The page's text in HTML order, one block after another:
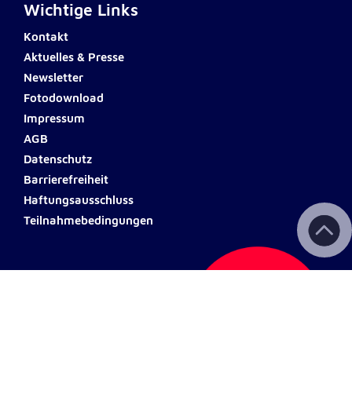
Wichtige Links
Kontakt
Aktuelles & Presse
Newsletter
Fotodownload
Impressum
AGB
Datenschutz
Barrierefreiheit
Haftungsausschluss
Teilnahmebedingungen